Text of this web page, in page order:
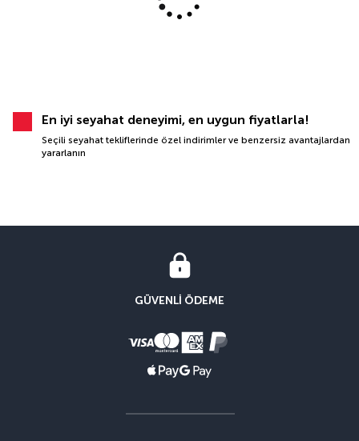
En iyi seyahat deneyimi, en uygun fiyatlarla!
Seçili seyahat tekliflerinde özel indirimler ve benzersiz avantajlardan
yararlanın
GÜVENLI ÖDEME